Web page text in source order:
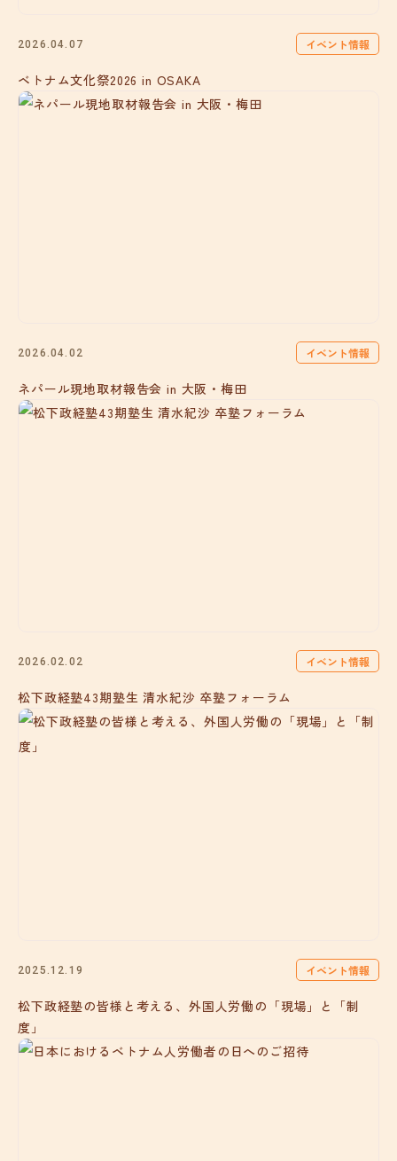
2026.04.07 イベント情報
ベトナム文化祭2026 in OSAKA
2026.04.02 イベント情報
ネパール現地取材報告会 in 大阪・梅田
2026.02.02 イベント情報
松下政経塾43期塾生 清水紀沙 卒塾フォーラム
2025.12.19 イベント情報
松下政経塾の皆様と考える、外国人労働の「現場」と「制
度」